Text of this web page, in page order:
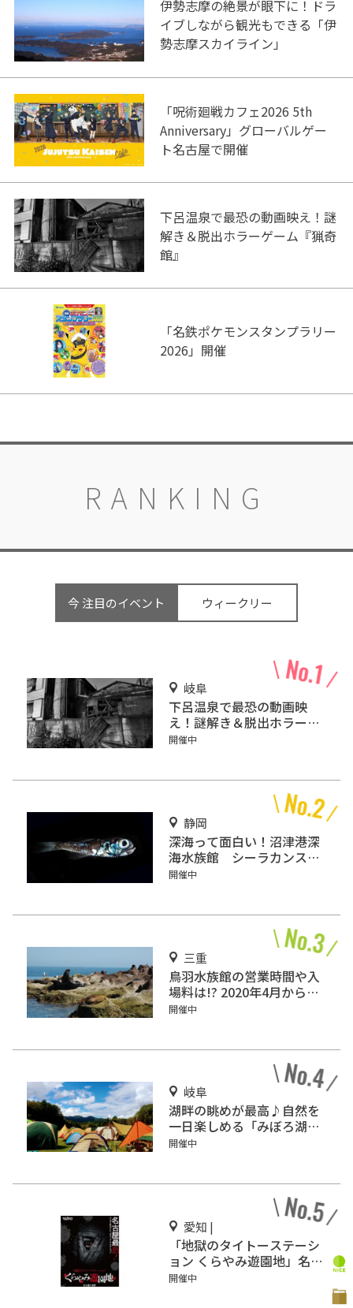
伊勢志摩の絶景が眼下に！ドラ
イブしながら観光もできる「伊
勢志摩スカイライン」
「呪術廻戦カフェ2026 5th
Anniversary」グローバルゲー
ト名古屋で開催
下呂温泉で最恐の動画映え！謎
解き＆脱出ホラーゲーム『猟奇
館』
「名鉄ポケモンスタンプラリー
2026」開催
RANKING
今 注目のイベント ウィークリー
岐阜
下呂温泉で最恐の動画映
え！謎解き＆脱出ホラーゲ
ーム『猟奇館』
開催中
静岡
深海って面白い！沼津港深
海水族館 シーラカンス・
ミュージアムに行こう！
開催中
三重
鳥羽水族館の営業時間や入
場料は!? 2020年4月から新
料金になります!!
開催中
岐阜
湖畔の眺めが最高♪自然を
一日楽しめる「みぼろ湖畔
キャンプサイト」
開催中
愛知 |
「地獄のタイトーステーシ
ョン くらやみ遊園地」名古
屋・大須にオープン
開催中